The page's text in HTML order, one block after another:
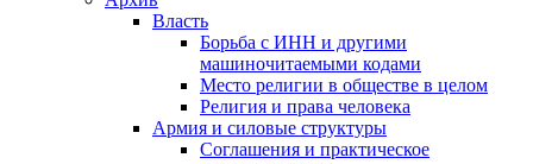
Власть
Борьба с ИНН и другими
машиночитаемыми кодами
Место религии в обществе в целом
Религия и права человека
Армия и силовые структуры
Соглашения и практическое